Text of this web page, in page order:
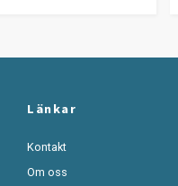
Länkar
Kontakt
Om oss